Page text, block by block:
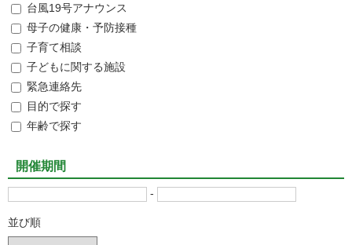
台風19号アナウンス
母子の健康・予防接種
子育て相談
子どもに関する施設
緊急連絡先
目的で探す
年齢で探す
開催期間
-
並び順